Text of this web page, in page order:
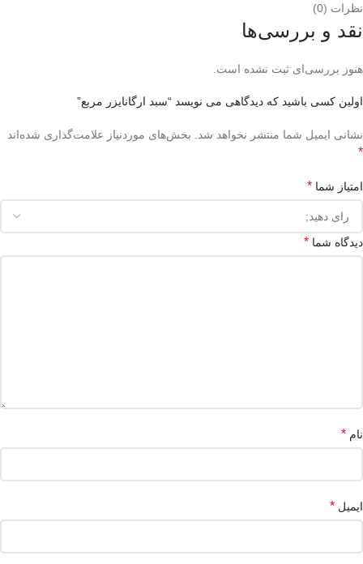
نظرات (0)
نقد و بررسی‌ها
هنوز بررسی‌ای ثبت نشده است.
اولین کسی باشید که دیدگاهی می نویسد “سبد ارگانایزر مربع”
نشانی ایمیل شما منتشر نخواهد شد. بخش‌های موردنیاز علامت‌گذاری شده‌اند
*
امتیاز شما *
دیدگاه شما *
نام *
ایمیل *